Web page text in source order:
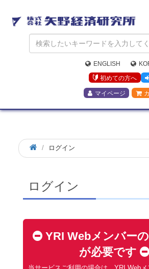
矢
野
経
済
研
究
所
ENGLISH
初めての方へ
マイページ
ログイン
ログイン
YRI Webメンバー
が必要です